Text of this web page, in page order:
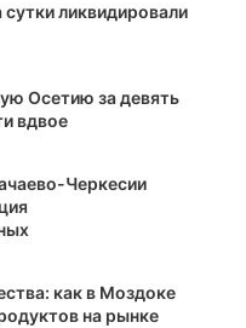
ликвидировали
Осетию за девять
вдвое
Черкесии
как в Моздоке
на рынке